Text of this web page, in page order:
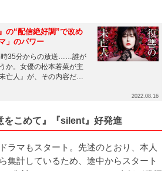
の“配信絶好調”で改め
」のパワー
時35分からの放送……誰が
か。女優の松本若菜が主
亡人』が、その内容だけ
2022.08.16
をこめて』『silent』好発進
ラマもスタート。先述のとおり、本人
集計しているため、途中からスタート